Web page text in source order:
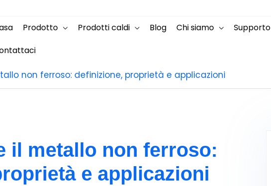
Prodotto Prodotti caldi Blog Chi siamo
Supporto
non ferroso: definizione, proprietà e applicazioni
il metallo non ferroso:
e applicazioni